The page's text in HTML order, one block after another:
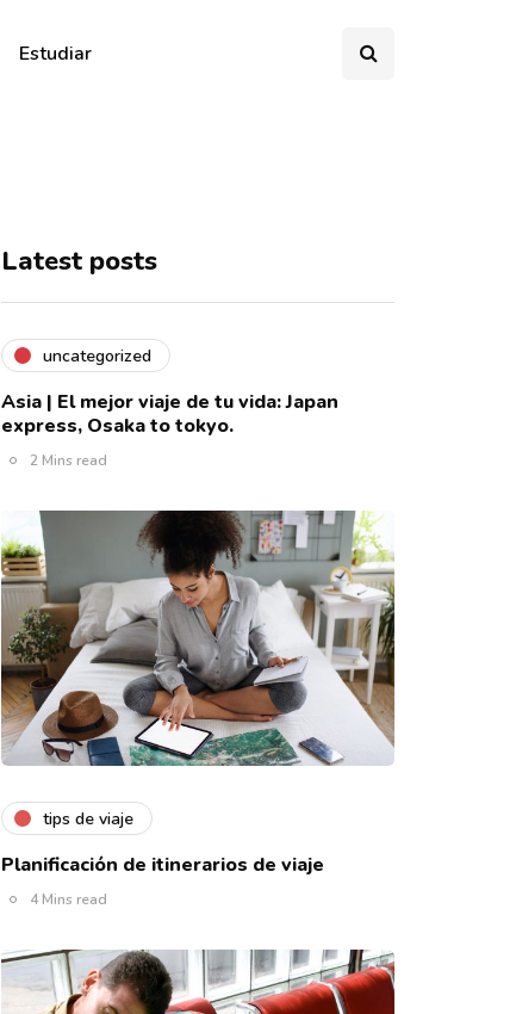
Estudiar
Latest posts
uncategorized
Asia | El mejor viaje de tu vida: Japan
express, Osaka to tokyo.
2 Mins read
tips de viaje
Planificación de itinerarios de viaje
4 Mins read